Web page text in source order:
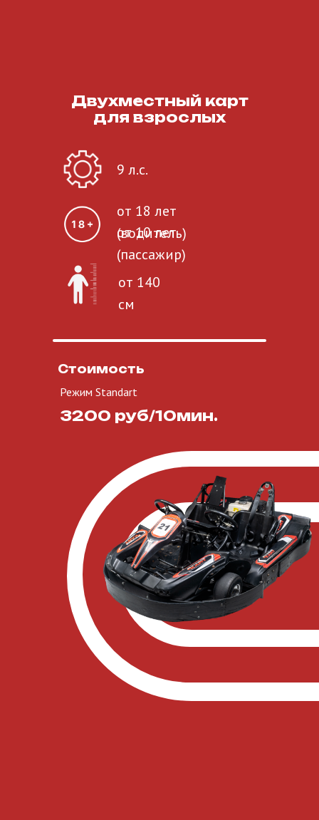
Двухместный карт
для взрослых
Стоимость
от 10 лет
(пассажир)
от 18 лет
(водитель)
9 л.с.
Режим Standart
3200 руб/10мин.
от 140
см